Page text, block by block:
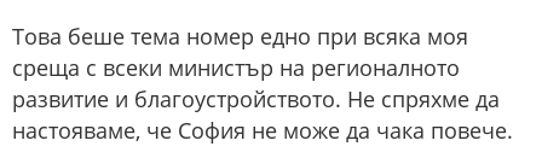
Това беше тема номер едно при всяка моя
среща с всеки министър на регионалното
развитие и благоустройството. Не спряхме да
настояваме, че София не може да чака повече.